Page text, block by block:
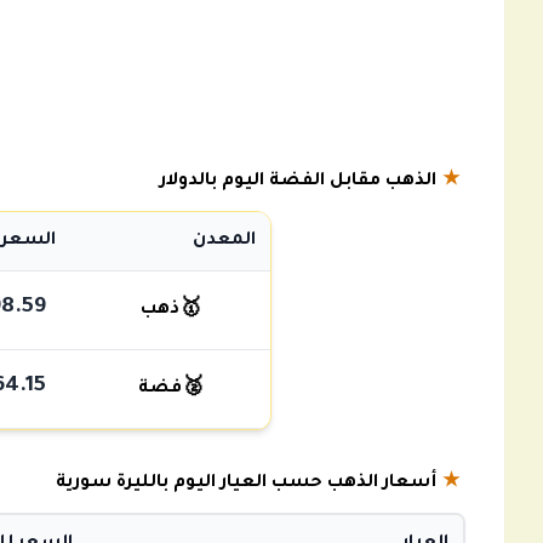
★ الذهب مقابل الفضة اليوم بالدولار
المعدن
🥇 ذهب
🥈 فضة
★ أسعار الذهب حسب العيار اليوم بالليرة سورية